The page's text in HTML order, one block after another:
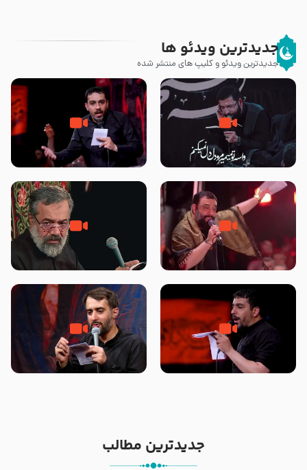
جدیدترین ویدئو ها
جدیدترین ویدئو و کلیپ های منتشر شده
مصداق کربلا – حاج حسین سیب
سرخی
شور ، حسینا! به‌ حق زهرا «أُنْظُرْ
إِلَینا» – عزاداری شب هفتم ماه
جانا جانا ابی عبدالله – کربلایی جواد
مقدم – شب هشتم محرم 1448 –
مادر منم مثل تو خمیدم – حاج
محمود کریمی – شهادت حضرت
هیئت رایة العباس علیه السلام
تک ، عبّاس، صاحب دل‌هاست –
حاج حنیف طاهری – عزاداری شب
من غلام نوکراتم من عاشق کربلاتم
– شور زمینه – شب هفتم – محرم
جدیدترین مطالب